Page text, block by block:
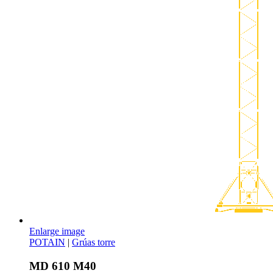
Enlarge image
POTAIN | Grúas torre
MD 610 M40